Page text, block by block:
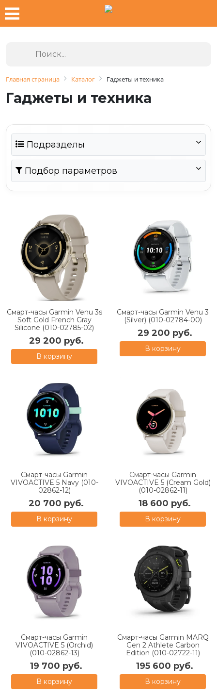
Главная страница Каталог Гаджеты и техника
Гаджеты и техника
Подразделы
Подбор параметров
Смарт-часы Garmin Venu 3s
Soft Gold French Gray
Silicone (010-02785-02)
29 200 руб.
В корзину
Смарт-часы Garmin Venu 3
(Silver) (010-02784-00)
29 200 руб.
В корзину
Смарт-часы Garmin
VIVOACTIVE 5 Navy (010-
02862-12)
20 700 руб.
В корзину
Смарт-часы Garmin
VIVOACTIVE 5 (Cream Gold)
(010-02862-11)
18 600 руб.
В корзину
Смарт-часы Garmin
VIVOACTIVE 5 (Orchid)
(010-02862-13)
19 700 руб.
В корзину
Смарт-часы Garmin MARQ
Gen 2 Athlete Carbon
Edition (010-02722-11)
195 600 руб.
В корзину